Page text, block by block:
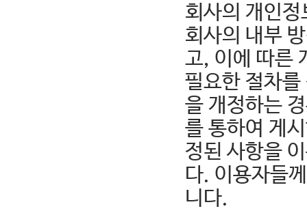
회사의 개인
회사의 내부
고, 이에 따른
필요한 절차
을 개정하는
를 통하여 게
정된 사항을
다. 이용자들
니다.